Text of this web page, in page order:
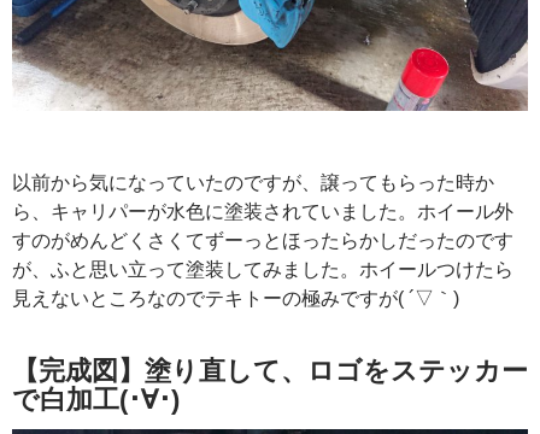
以前から気になっていたのですが、譲ってもらった時か
ら、キャリパーが水色に塗装されていました。ホイール外
すのがめんどくさくてずーっとほったらかしだったのです
が、ふと思い立って塗装してみました。ホイールつけたら
見えないところなのでテキトーの極みですが( ´▽｀)
【完成図】塗り直して、ロゴをステッカー
で白加工(･∀･)